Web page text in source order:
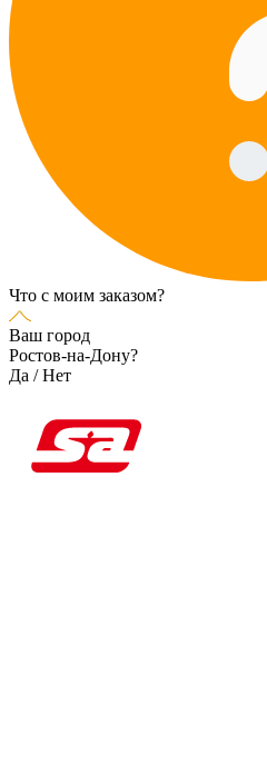
Что с моим заказом?
Ваш город
Ростов-на-Дону?
Да /Нет